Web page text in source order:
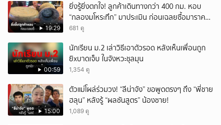
19:29
ยิ่งรู้ยิ่งตกใจ! ลูกค้าเดินทางกว่า 400 กม. หอบ
“กลองมโหระทึก” มาประเมิน ก่อนเฉลยซื้อมาราคา
เท่าไหร่?
681 ดู
00:59
นักเรียน ม.2 เล่าวิธีเอาตัวรอด หลังเห็นเพื่อนถูก
ยิxบาดเจ็บ ในจังหวะชุลมุน
1,354 ดู
15:00
ตัวแม่โผล่ร่วมวง! “ลีน่าจัง” ขอพูดตรงๆ ถึง “พี่ชาย
ฮลุน” หลังรู้ “ผลชันสูตร” น้องชาย!
1,089 ดู